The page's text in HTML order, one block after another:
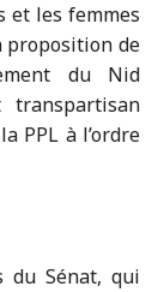
et les femmes
proposition de
du Nid
PPL à l’ordre
du Sénat, qui